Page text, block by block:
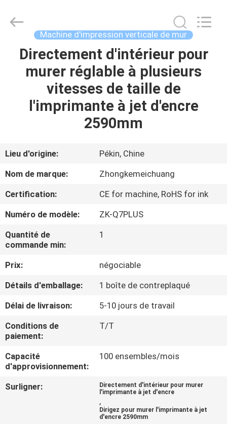
MAISON
PRODUITS
DE
NOUS
VISITE
D'USINE
CONTRÔLE
DE
QUALITÉ
CONTACTEZ-
NOUS
NOUVELLES
And
Technology
Machine d'impression verticale de mur
Directement d'intérieur pour
murer réglable à plusieurs
vitesses de taille de
l'imprimante à jet d'encre
2590mm
Lieu d'origine:
Pékin, Chine
Nom de marque:
Zhongkemeichuang
Certification:
CE for machine, RoHS for ink
Numéro de modèle:
ZK-Q7PLUS
Quantité de
commande min:
1
Prix:
négociable
Détails d'emballage:
1 boîte de contreplaqué
Délai de livraison:
5-10 jours de travail
Conditions de
paiement:
T/T
Capacité
d'approvisionnement:
100 ensembles/mois
Surligner:
Directement d'intérieur pour murer
l'imprimante à jet d'encre
,
Dirigez pour murer l'imprimante à jet
d'encre 2590mm